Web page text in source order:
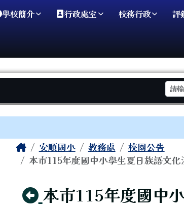
學校簡介 行政處室 校務行政 評
主內容區域
Home安順國小 教務處
校園公告
本市115年度國中小學生夏日族語文化
回上頁
本市115年度國中